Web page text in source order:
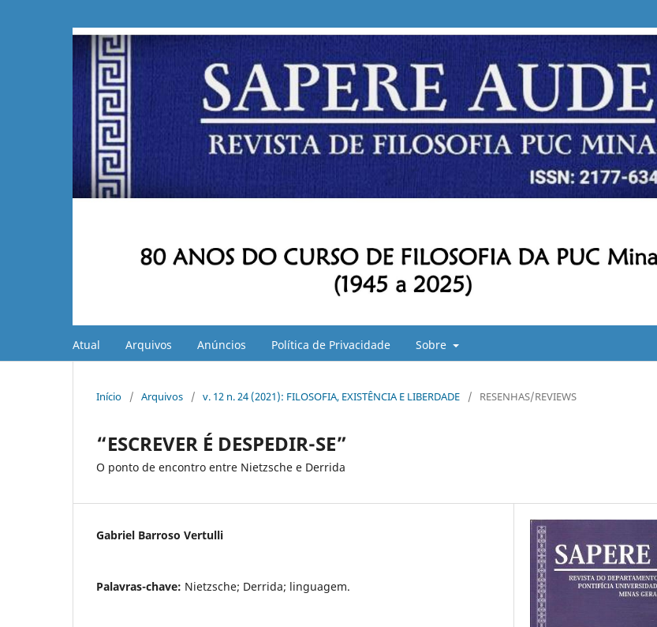
Atual Arquivos Anúncios Política de Privacidade Sobre
Início / Arquivos / v. 12 n. 24 (2021): FILOSOFIA, EXISTÊNCIA E LIBERDADE / RESENHAS/REVIEWS
“ESCREVER É DESPEDIR-SE”
O ponto de encontro entre Nietzsche e Derrida
Gabriel Barroso Vertulli
Palavras-chave: Nietzsche; Derrida; linguagem.